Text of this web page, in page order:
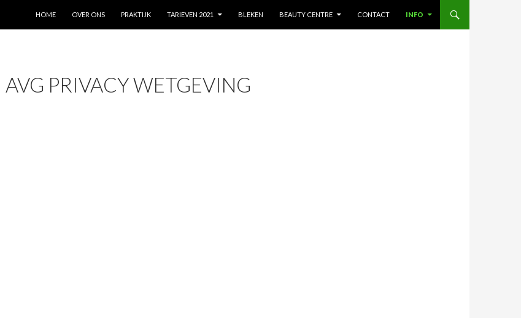
HOME
OVER ONS PRAKTIJK TARIEVEN 2021 BLEKEN BEAUTY CENTRE CONTACT INFO
AVG PRIVACY WETGEVING